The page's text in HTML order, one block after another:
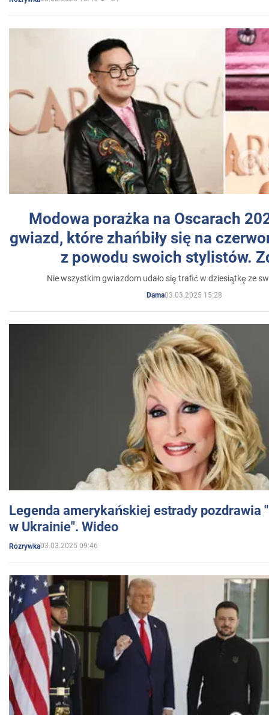
Modowa porażka na Oscarach
gwiazd, które zhańbiły się na
z powodu swoich stylistów.
Nie wszystkim gwiazdom udało się trafić w dziesiątkę ze
Dama03.03.2025 15:28
Legenda amerykańskiej estrady pozdrawia
w Ukrainie". Wideo
Rozrywka03.03.2025 09:46